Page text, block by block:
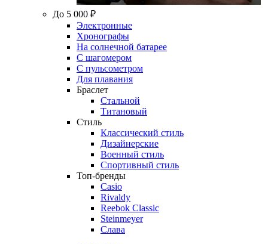
До 5 000 ₽
Электронные
Хронографы
На солнечной батарее
С шагомером
С пульсометром
Для плавания
Браслет
Стальной
Титановый
Стиль
Классический стиль
Дизайнерские
Военный стиль
Спортивный стиль
Топ-бренды
Casio
Rivaldy
Reebok Classic
Steinmeyer
Слава